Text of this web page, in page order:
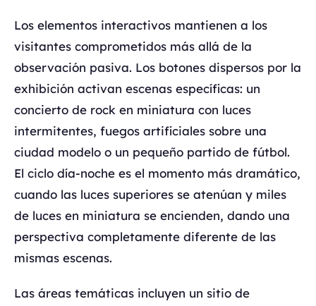
Los elementos interactivos mantienen a los
visitantes comprometidos más allá de la
observación pasiva. Los botones dispersos por la
exhibición activan escenas específicas: un
concierto de rock en miniatura con luces
intermitentes, fuegos artificiales sobre una
ciudad modelo o un pequeño partido de fútbol.
El ciclo día-noche es el momento más dramático,
cuando las luces superiores se atenúan y miles
de luces en miniatura se encienden, dando una
perspectiva completamente diferente de las
mismas escenas.
Las áreas temáticas incluyen un sitio de